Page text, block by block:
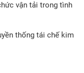
vận tải trong tình
thống tái chế kim